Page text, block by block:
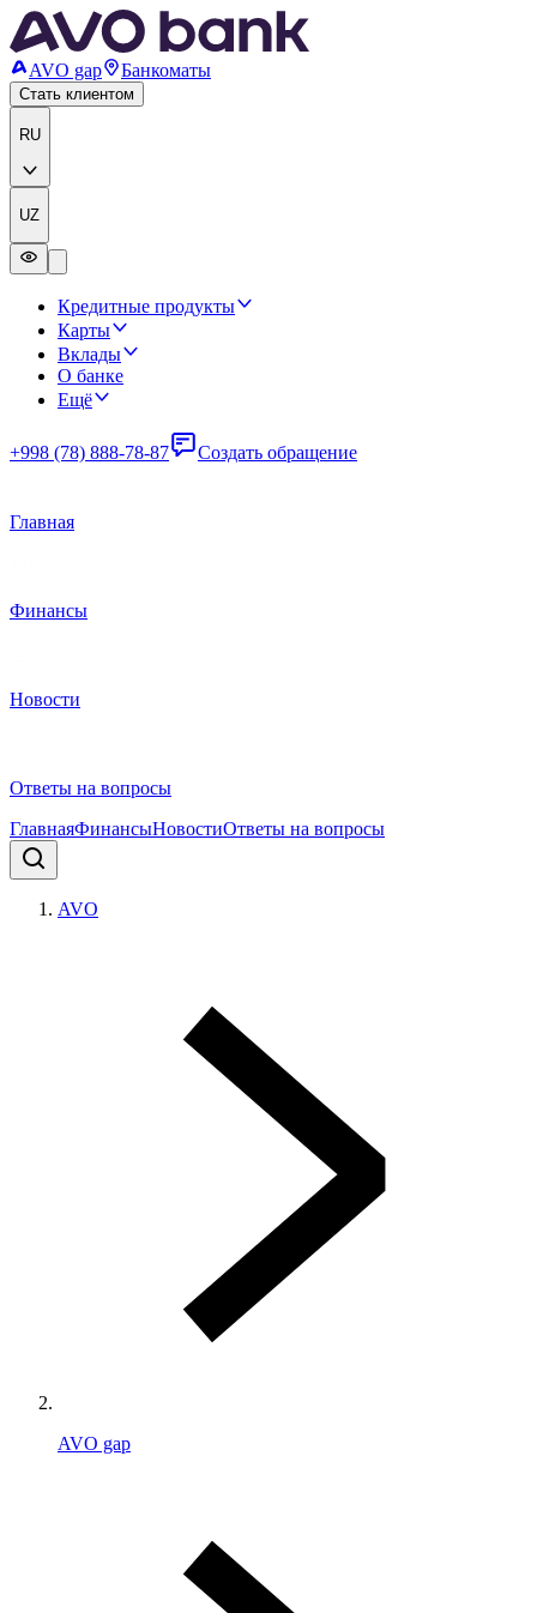
AVO gap Банкоматы
Стать клиентом
RU
UZ
Кредитные продукты
Карты
Вклады
О банке
Ещё
+998 (78) 888-78-87 Создать обращение
Главная
Финансы
Новости
Ответы на вопросы
ГлавнаяФинансыНовостиОтветы на вопросы
AVO
AVO gap